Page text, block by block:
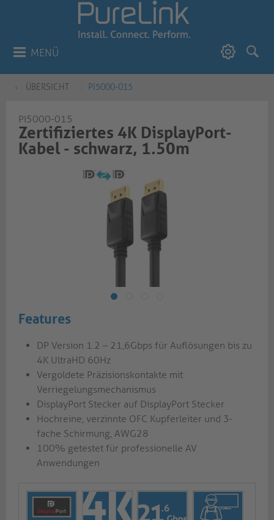
MENÜ
ÜBERSICHT PI5000-015
PI5000-015
Zertifiziertes 4K DisplayPort-
Kabel - schwarz, 1.50m
Features
DP Version 1.2 – 21,6Gbps für Auflösungen bis zu
4K UltraHD 60Hz
Vergoldete Präzisionskontakte mit
Verriegelungsmechanismus
DisplayPort Stecker auf DisplayPort Stecker
Hochreine, verzinnte OFC Kupferleiter und 3-
fache Schirmung, AWG28
100% getestet für professionelle AV
Anwendungen